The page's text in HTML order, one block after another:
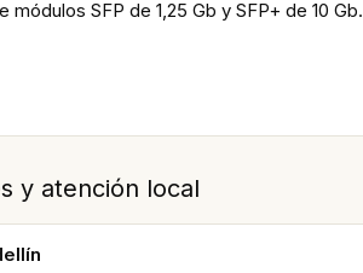
SFP de 1,25 Gb y SFP+ de 10 Gb.
y atención local